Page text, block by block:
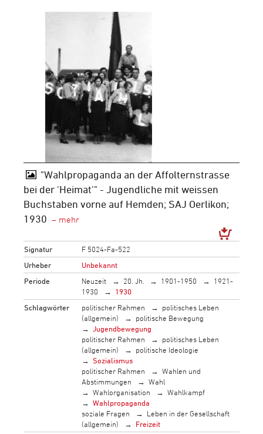
"Wahlpropaganda an der Affolternstrasse
bei der 'Heimat'" - Jugendliche mit weissen
Buchstaben vorne auf Hemden; SAJ Oerlikon;
1930
Signatur
F 5024-Fa-522
Urheber
Unbekannt
Periode
Neuzeit 20. Jh. 1901-1950
1921-
1930
1930
Schlagwörter
politischer Rahmen
politisches Leben
(allgemein)
politische Bewegung
Jugendbewegung
politischer Rahmen
politisches Leben
(allgemein)
politische Ideologie
Sozialismus
politischer Rahmen
Wahlen und
Abstimmungen
Wahl
Wahlorganisation
Wahlkampf
Wahlpropaganda
soziale Fragen
Leben in der Gesellschaft
(allgemein)
Freizeit